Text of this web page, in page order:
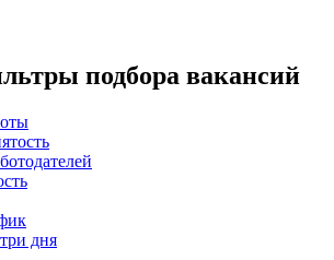
подбора вакансий
дня